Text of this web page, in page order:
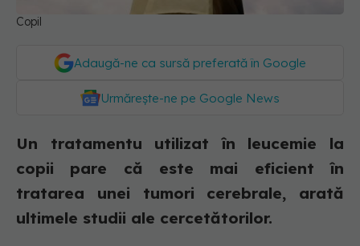
Copil
Adaugă-ne ca sursă preferată în Google
Urmărește-ne pe Google News
Un tratamentu utilizat în leucemie la
copii pare că este mai eficient în
tratarea unei tumori cerebrale, arată
ultimele studii ale cercetătorilor.